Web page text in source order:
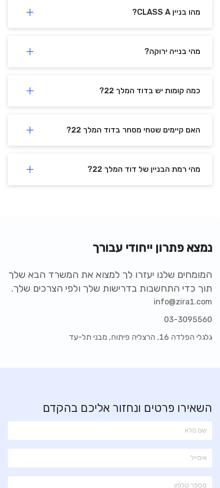
מהו בניין CLASS A?
מהי בנייה ירוקה?
כמה קומות יש בדוד המלך 22?
האם קיימים שטחי מסחר בדוד המלך 22?
מהי רמת הבניין של דוד המלך 22?
נמצא פתרון ייחודי עבורך
המומחים שלנו יעזרו לך למצוא את המשרד הבא שלך
תוך כדי התחשבות בדרישות שלך ולפי הצרכים שלך.
info@zira1.com
03-3095560
גלגלי הפלדה 16, הרצליה פיתוח, מבני תל-עד
השאירו פרטים ונחזור אליכם בהקדם